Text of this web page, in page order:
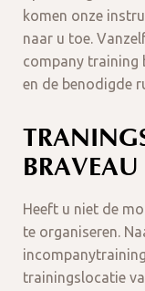
komen onze
naar u toe.
company training
en de benodigde
BRAVEAU
Heeft u niet de
te organiseren.
trainingslocatie